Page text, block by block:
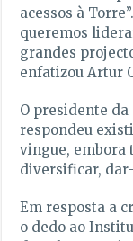
acessos à
queremos
grandes
enfatizou Artur
O presidente
respondeu
vingue, embora
diversificar,
Em resposta a
o dedo ao